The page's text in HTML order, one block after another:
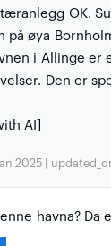
OK.
på øya
i Allinge er
Den er
AI]
2025 |
havna?